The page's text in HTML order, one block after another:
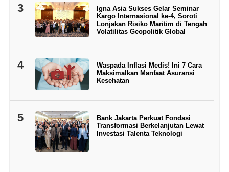
3
Igna Asia Sukses Gelar Seminar
Kargo Internasional ke-4, Soroti
Lonjakan Risiko Maritim di Tengah
Volatilitas Geopolitik Global
4
Waspada Inflasi Medis! Ini 7 Cara
Maksimalkan Manfaat Asuransi
Kesehatan
5
Bank Jakarta Perkuat Fondasi
Transformasi Berkelanjutan Lewat
Investasi Talenta Teknologi